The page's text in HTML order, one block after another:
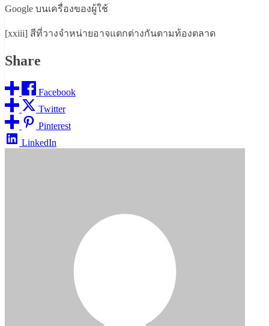
Google บนเครื่องของผู้ใช้
[xxiii] สีที่วางจำหน่ายอาจแตกต่างกันตามท้องตลาด
Share
Facebook
Twitter
Pinterest
LinkedIn